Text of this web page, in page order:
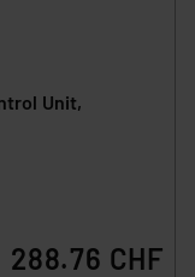
einzelnen
abrufbar. Sie
Cookies
Ihre
und
bleibt hiervon
Unit,
288.76 CHF